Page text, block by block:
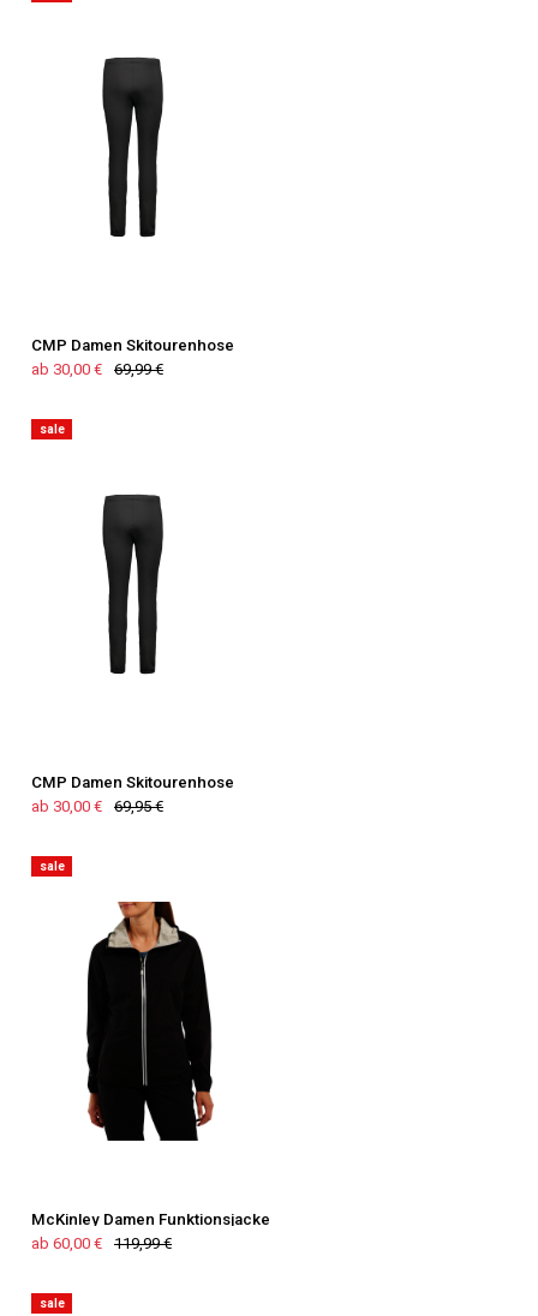
CMP Damen Skitourenhose
ab 30,00 €
69,99 €
sale
CMP Damen Skitourenhose
ab 30,00 €
69,95 €
sale
McKinley Damen Funktionsjacke
ab 60,00 €
119,99 €
sale